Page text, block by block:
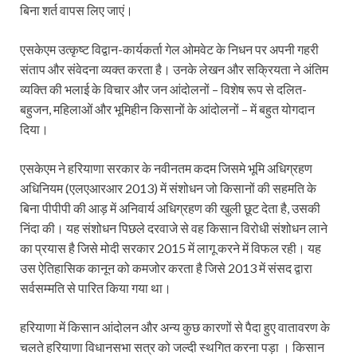
बिना शर्त वापस लिए जाएं।
एसकेएम उत्कृष्ट विद्वान-कार्यकर्ता गेल ओमवेट के निधन पर अपनी गहरी
संताप और संवेदना व्यक्त करता है। उनके लेखन और सक्रियता ने अंतिम
व्यक्ति की भलाई के विचार और जन आंदोलनों – विशेष रूप से दलित-
बहुजन, महिलाओं और भूमिहीन किसानों के आंदोलनों – में बहुत योगदान
दिया।
एसकेएम ने हरियाणा सरकार के नवीनतम कदम जिसमे भूमि अधिग्रहण
अधिनियम (एलएआरआर 2013) में संशोधन जो किसानों की सहमति के
बिना पीपीपी की आड़ में अनिवार्य अधिग्रहण की खुली छूट देता है, उसकी
निंदा की। यह संशोधन पिछले दरवाजे से वह किसान विरोधी संशोधन लाने
का प्रयास है जिसे मोदी सरकार 2015 में लागू करने में विफल रही। यह
उस ऐतिहासिक कानून को कमजोर करता है जिसे 2013 में संसद द्वारा
सर्वसम्मति से पारित किया गया था।
हरियाणा में किसान आंदोलन और अन्य कुछ कारणों से पैदा हुए वातावरण के
चलते हरियाणा विधानसभा सत्र को जल्दी स्थगित करना पड़ा । किसान